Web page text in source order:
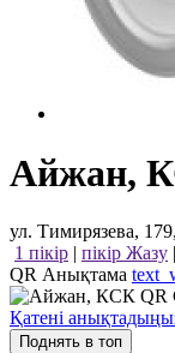
Айжан,
ул. Тимирязева,
1 пікір | пікір Жазу |
QR Анықтама
Қатені
Поднять в топ